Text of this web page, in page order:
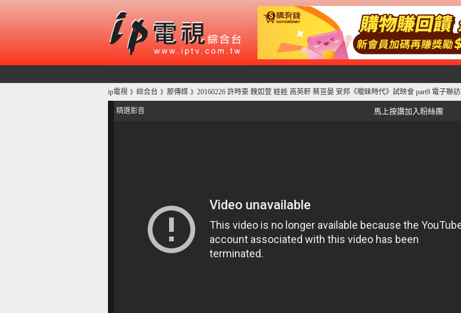
ip電視 》 綜合台 》 那傳媒 》 20160226 許時豪 魏如萱 娃娃 高英軒 蔡亘晏 安邦《曖昧時代》試映會 part9 電子聯訪
精選影音 馬上按讚加入粉絲團